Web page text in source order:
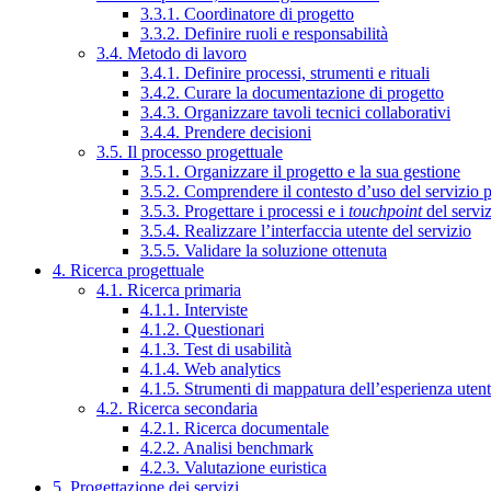
3.3.1. Coordinatore di progetto
3.3.2. Definire ruoli e responsabilità
3.4. Metodo di lavoro
3.4.1. Definire processi, strumenti e rituali
3.4.2. Curare la documentazione di progetto
3.4.3. Organizzare tavoli tecnici collaborativi
3.4.4. Prendere decisioni
3.5. Il processo progettuale
3.5.1. Organizzare il progetto e la sua gestione
3.5.2. Comprendere il contesto d’uso del servizio
3.5.3. Progettare i processi e i touchpointdel
3.5.4. Realizzare l’interfaccia utente del servizio
3.5.5. Validare la soluzione ottenuta
4. Ricerca progettuale
4.1. Ricerca primaria
4.1.1. Interviste
4.1.2. Questionari
4.1.3. Test di usabilità
4.1.4. Web analytics
4.1.5. Strumenti di mappatura dell’esperienza
4.2. Ricerca secondaria
4.2.1. Ricerca documentale
4.2.2. Analisi benchmark
4.2.3. Valutazione euristica
5. Progettazione dei servizi